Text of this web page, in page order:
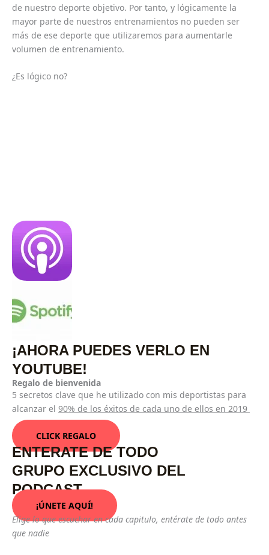
de nuestro deporte objetivo. Por tanto, y lógicamente la
mayor parte de nuestros entrenamientos no pueden ser
más de ese deporte que utilizaremos para aumentarle
volumen de entrenamiento.
¿Es lógico no?
¡AHORA PUEDES VERLO EN
YOUTUBE!
Regalo de bienvenida
5 secretos clave que he utilizado con mis deportistas para
alcanzar el 90% de los éxitos de cada uno de ellos en 2019
CLICK REGALO
ENTERATE DE TODO
GRUPO EXCLUSIVO DEL
PODCAST
¡ÚNETE AQUÍ!
Elige lo que escuchar en cada capitulo, entérate de todo antes
que nadie